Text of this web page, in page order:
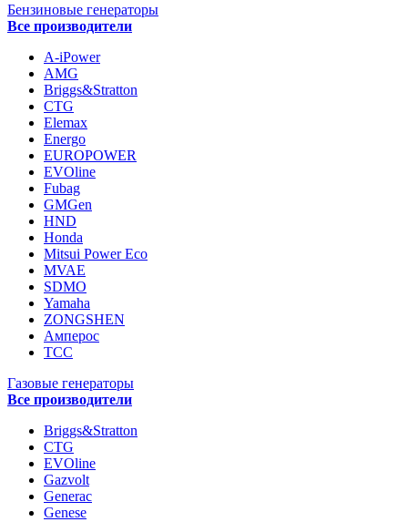
Бензиновые генераторы
Все производители
A-iPower
AMG
Briggs&Stratton
CTG
Elemax
Energo
EUROPOWER
EVOline
Fubag
GMGen
HND
Honda
Mitsui Power Eco
MVAE
SDMO
Yamaha
ZONGSHEN
Амперос
ТСС
Газовые генераторы
Все производители
Briggs&Stratton
CTG
EVOline
Gazvolt
Generac
Genese